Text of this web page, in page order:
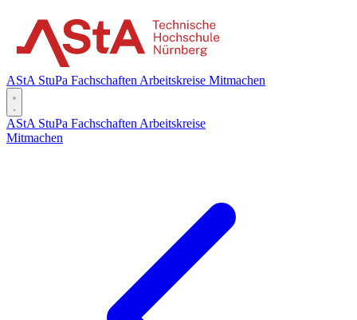
AStA StuPa Fachschaften Arbeitskreise Mitmachen
AStA StuPa Fachschaften Arbeitskreise
Mitmachen